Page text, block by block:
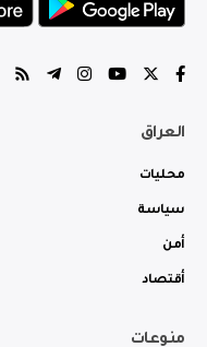
العراق
محليات
سياسة
أمن
أقتصاد
منوعات